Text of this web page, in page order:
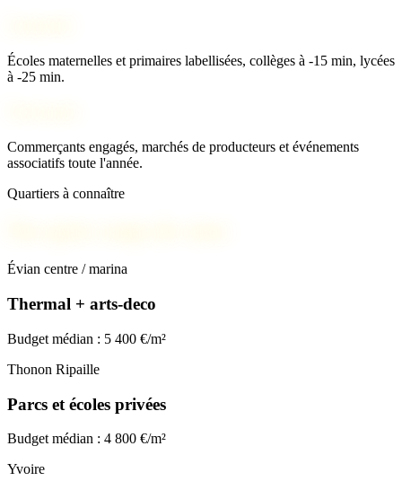
Écoles maternelles et primaires labellisées, collèges à -15 min, lycées
à -25 min.
Commerçants engagés, marchés de producteurs et événements
associatifs toute l'année.
Quartiers à connaître
Évian centre / marina
Thermal + arts-deco
Budget médian : 5 400 €/m²
Thonon Ripaille
Parcs et écoles privées
Budget médian : 4 800 €/m²
Yvoire